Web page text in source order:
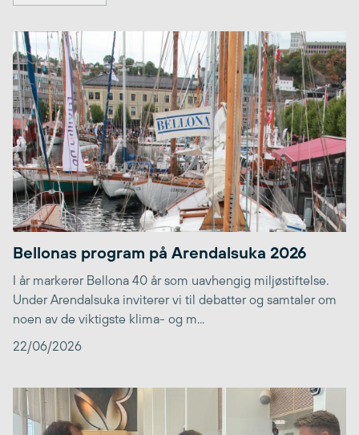
Bellonas program på Arendalsuka 2026
I år markerer Bellona 40 år som uavhengig miljøstiftelse.
Under Arendalsuka inviterer vi til debatter og samtaler om
noen av de viktigste klima- og m...
22/06/2026